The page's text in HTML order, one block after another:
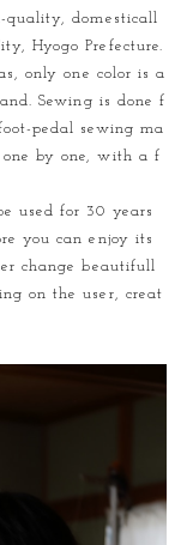
domesticall
Hyogo Prefecture.
only one color is a
Sewing is done f
pedal sewing ma
one by one, with a f
used for 30 years
you can enjoy its
change beautifull
on the user, creat